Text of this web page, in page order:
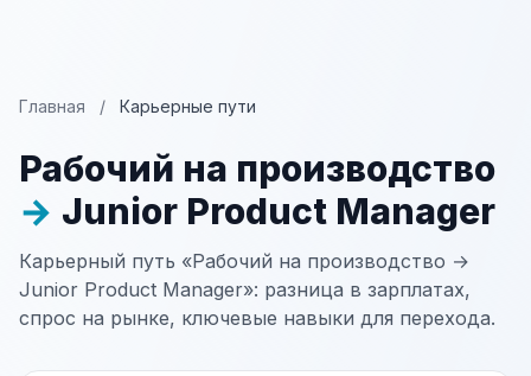
Главная / Карьерные пути
Рабочий на производство
→ Junior Product Manager
Карьерный путь «Рабочий на производство →
Junior Product Manager»: разница в зарплатах,
спрос на рынке, ключевые навыки для перехода.